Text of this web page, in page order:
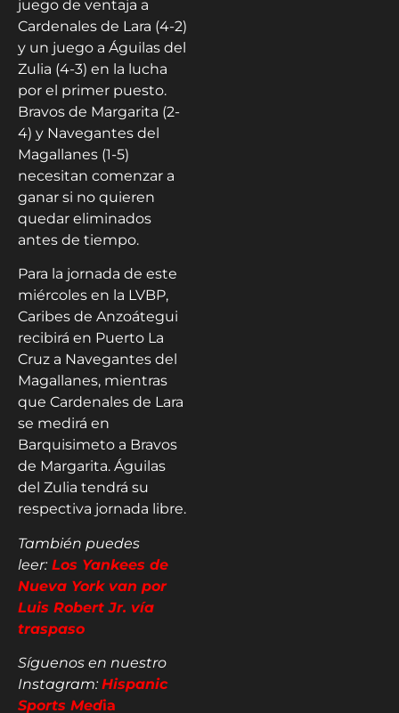
juego de ventaja a
Cardenales de Lara (4-2)
y un juego a Águilas del
Zulia (4-3) en la lucha
por el primer puesto.
Bravos de Margarita (2-
4) y Navegantes del
Magallanes (1-5)
necesitan comenzar a
ganar si no quieren
quedar eliminados
antes de tiempo.
Para la jornada de este
miércoles en la LVBP,
Caribes de Anzoátegui
recibirá en Puerto La
Cruz a Navegantes del
Magallanes, mientras
que Cardenales de Lara
se medirá en
Barquisimeto a Bravos
de Margarita. Águilas
del Zulia tendrá su
respectiva jornada libre.
También puedes
leer: Los Yankees de
Nueva York van por
Luis Robert Jr. vía
traspaso
Síguenos en nuestro
Instagram:Hispanic
Sports Media